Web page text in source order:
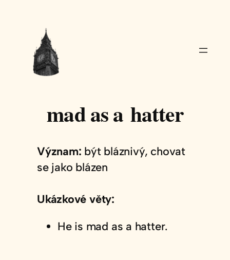
mad as a hatter
Význam: být bláznivý, chovat
se jako blázen
Ukázkové věty:
He is mad as a hatter.